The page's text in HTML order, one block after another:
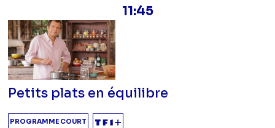
11:45
Petits plats en équilibre
PROGRAMME COURT